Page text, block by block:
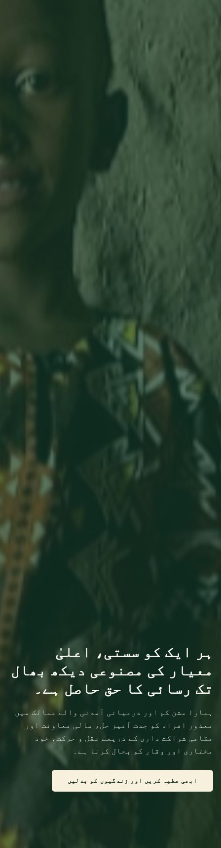
ہر ایک کو سستی، اعلیٰ
معیار کی مصنوعی دیکھ بھال
تک رسائی کا حق حاصل ہے۔
ہمارا مشن کم اور درمیانی آمدنی والے ممالک میں
معذور افراد کو جدت آمیز حل، مالی معاونت اور
مقامی شراکت داری کے ذریعے نقل و حرکت، خود
مختاری اور وقار کو بحال کرنا ہے۔
ابھی عطیہ کریں اور زندگیوں کو بدلیں